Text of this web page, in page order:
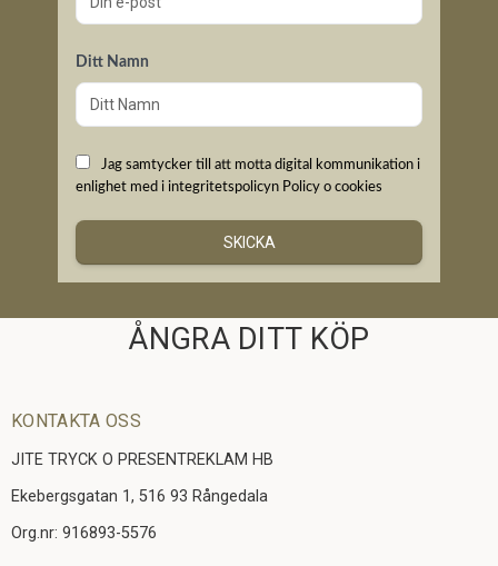
Ditt Namn
Jag samtycker till att motta digital kommunikation i
enlighet med i integritetspolicyn Policy o cookies
SKICKA
ÅNGRA DITT KÖP
KONTAKTA OSS
JITE TRYCK O PRESENTREKLAM HB
Ekebergsgatan 1, 516 93 Rångedala
Org.nr: 916893-5576